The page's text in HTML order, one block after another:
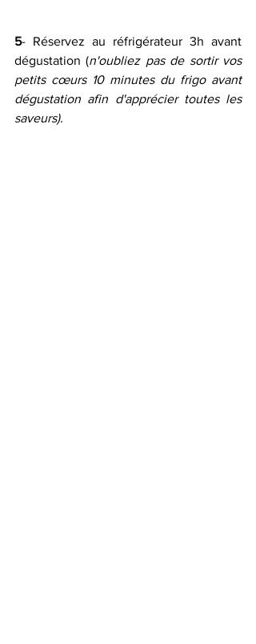
5- Réservez au réfrigérateur 3h avant
dégustation (n'oubliez pas de sortir vos
petits cœurs 10 minutes du frigo avant
dégustation afin d'apprécier toutes les
saveurs).